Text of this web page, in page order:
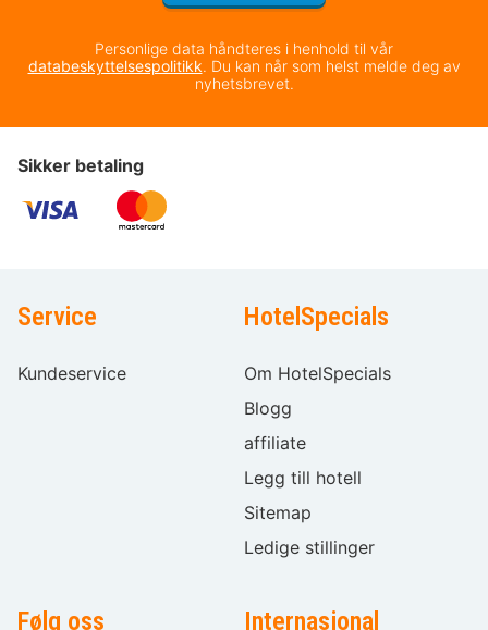
Personlige data håndteres i henhold til vår
databeskyttelsespolitikk. Du kan når som helst melde deg av
nyhetsbrevet.
Sikker betaling
Service
Kundeservice
HotelSpecials
Om HotelSpecials
Blogg
affiliate
Legg till hotell
Sitemap
Ledige stillinger
Følg oss Internasjonal